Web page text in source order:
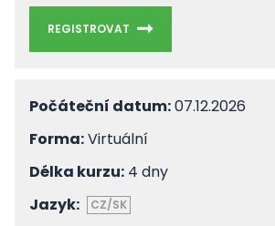
REGISTROVAT
Počáteční datum:07.12.2026
Forma:Virtuální
Délka kurzu: 4 dny
Jazyk:
CZ/SK